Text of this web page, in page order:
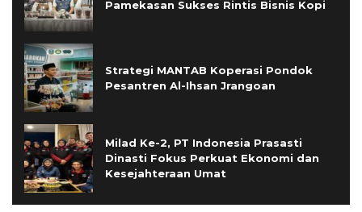
Pamekasan Sukses Rintis Bisnis Kopi
Strategi MANTAB Koperasi Pondok
Pesantren Al-Ihsan Jrangoan
Milad Ke-2, PT Indonesia Prasasti
Dinasti Fokus Perkuat Ekonomi dan
Kesejahteraan Umat